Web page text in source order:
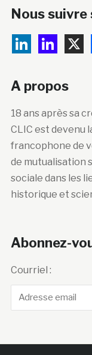
Nous
A propos
18 ans après sa
CLIC est devenu
francophone de
de mutualisation
sociale dans les
historique et
Abonnez-
Courriel :